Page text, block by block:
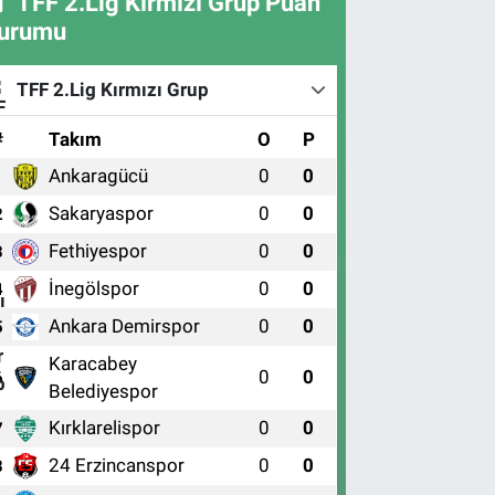
TFF 2.Lig Kırmızı Grup
Takım O P
Ankaragücü 0 0
Sakaryaspor 0 0
Fethiyespor 0 0
İnegölspor 0 0
Ankara Demirspor 0 0
Karacabey
Belediyespor
0 0
Kırklarelispor 0 0
24 Erzincanspor 0 0